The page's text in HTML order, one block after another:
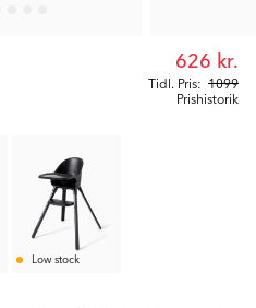
Tidl. Pris: 1099
626 kr.
Prishistorik
Low stock